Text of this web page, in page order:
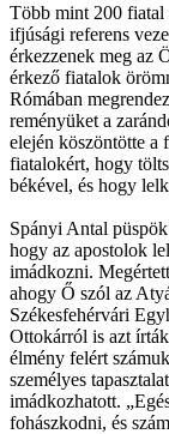
Több mint 200 fiatal
ifjúsági referens
érkezzenek meg az
érkező fiatalok
Rómában
reményüket a
elején köszöntötte a
fiatalokért, hogy
békével, és hogy
Spányi Antal
hogy az apostolok
imádkozni.
ahogy Ő szól az
Székesfehérvári
Ottokárról is azt
élmény felért
személyes
imádkozhatott.
fohászkodni, és